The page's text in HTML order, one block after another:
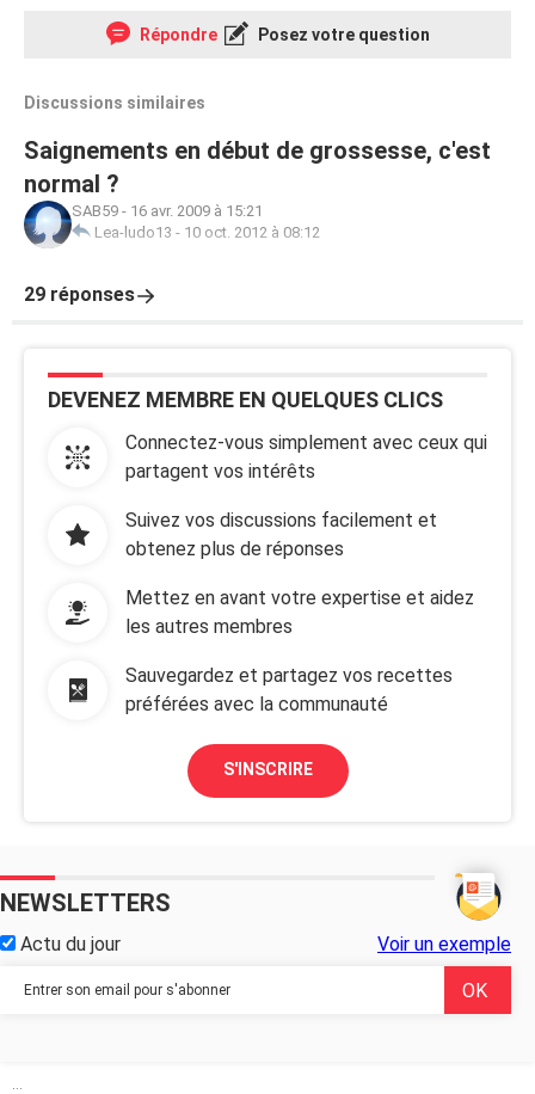
Répondre Posez votre question
Discussions similaires
Saignements en début de grossesse, c'est
normal ?
SAB59 - 16 avr. 2009 à 15:21
Lea-ludo13 - 10 oct. 2012 à 08:12
29 réponses
DEVENEZ MEMBRE EN QUELQUES CLICS
Connectez-vous simplement avec ceux qui
partagent vos intérêts
Suivez vos discussions facilement et
obtenez plus de réponses
Mettez en avant votre expertise et aidez
les autres membres
Sauvegardez et partagez vos recettes
préférées avec la communauté
S'INSCRIRE
NEWSLETTERS
Actu du jour Voir un exemple
...